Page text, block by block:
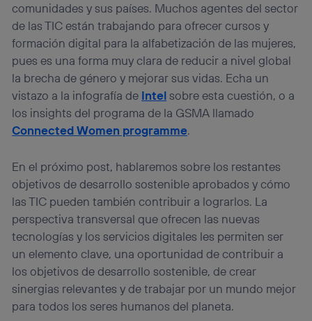
comunidades y sus países. Muchos agentes del sector
de las TIC están trabajando para ofrecer cursos y
formación digital para la alfabetización de las mujeres,
pues es una forma muy clara de reducir a nivel global
la brecha de género y mejorar sus vidas. Echa un
vistazo a la infografía de Intelsobre esta cuestión, o a
los insights del programa de la GSMA llamado
Connected Women programme.
En el próximo post, hablaremos sobre los restantes
objetivos de desarrollo sostenible aprobados y cómo
las TIC pueden también contribuir a lograrlos. La
perspectiva transversal que ofrecen las nuevas
tecnologías y los servicios digitales les permiten ser
un elemento clave, una oportunidad de contribuir a
los objetivos de desarrollo sostenible, de crear
sinergias relevantes y de trabajar por un mundo mejor
para todos los seres humanos del planeta.